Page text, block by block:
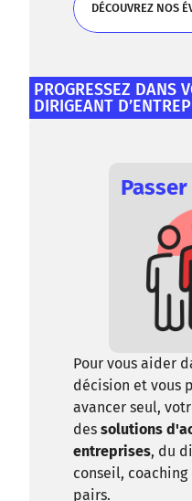
DÉCOUVREZ NOS
PROGRESSEZ DANS
DIRIGEANT
Pour vous aider
décision et vous
avancer seul,
des solutions
entreprises, du
conseil,
pairs.